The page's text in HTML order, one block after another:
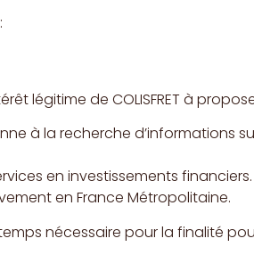
légitime de COLISFRET à
à la recherche d’informations
en investissements financiers.
en France Métropolitaine.
nécessaire pour la finalité